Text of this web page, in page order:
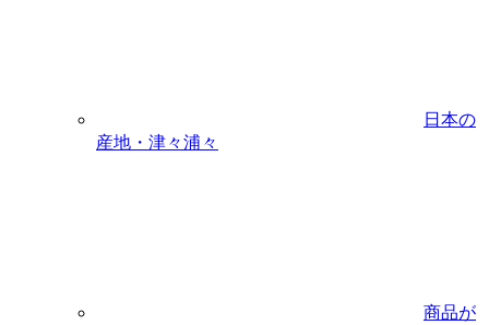
日本の
産地・津々浦々
商品が